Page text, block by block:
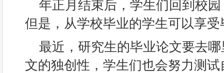
年正月结束后，学生们回到校
但是，从学校毕业的学生可以享
最近，研究生的毕业论文要去
文的独创性，学生们也会努力测